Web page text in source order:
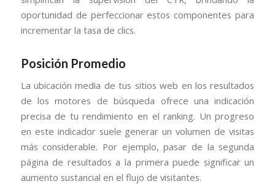
oportunidad de perfeccionar estos componentes para
incrementar la tasa de clics.
Posición Promedio
La ubicación media de tus sitios web en los resultados
de los motores de búsqueda ofrece una indicación
precisa de tu rendimiento en el ranking. Un progreso
en este indicador suele generar un volumen de visitas
más considerable. Por ejemplo, pasar de la segunda
página de resultados a la primera puede significar un
aumento sustancial en el flujo de visitantes.